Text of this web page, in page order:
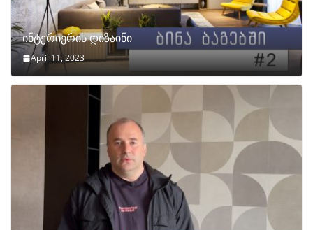
ინტერიერის დიზაინი
April 11, 2023